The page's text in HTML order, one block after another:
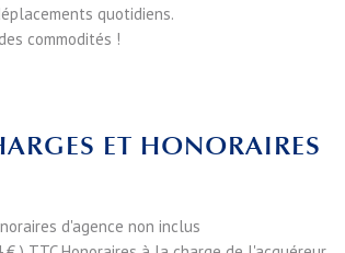
quotidiens.
commodités !
ET HONORAIRES
d'agence non inclus